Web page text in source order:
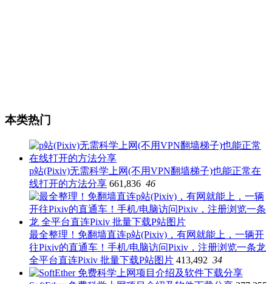
本类热门
p站(Pixiv)无需科学上网(不用VPN翻墙梯子)也能正常在
线打开的方法分享 661,836 46
最全整理！免翻墙直连p站(Pixiv)，有网就能上，一辆开
往Pixiv的直通车！手机/电脑访问Pixiv，注册浏览一条龙
全平台直连Pixiv 批量下载P站图片 413,492 34